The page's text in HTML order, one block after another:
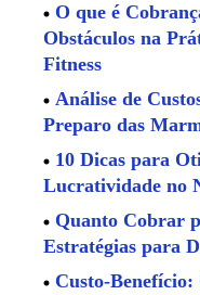
O que é
Obstáculos na
Fitness
Análise de
Preparo das
10 Dicas para
Lucratividade no
Quanto Cobrar
Estratégias para
Custo-